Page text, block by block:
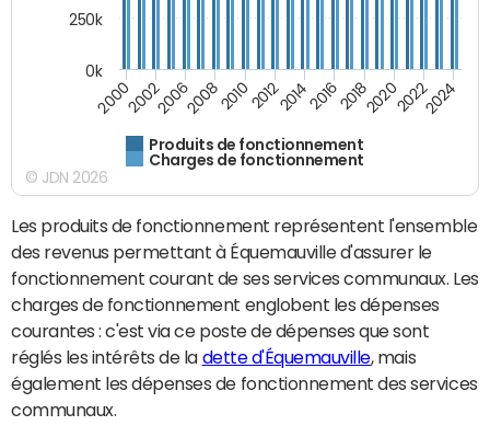
Produits de fonctionnement
Charges de fonctionnement
200020022006200820102012201420162018202020222024
0k
250k
© JDN 2026
Les produits de fonctionnement représentent l'ensemble
des revenus permettant à Équemauville d'assurer le
fonctionnement courant de ses services communaux. Les
charges de fonctionnement englobent les dépenses
courantes : c'est via ce poste de dépenses que sont
réglés les intérêts de la dette d'Équemauville, mais
également les dépenses de fonctionnement des services
communaux.